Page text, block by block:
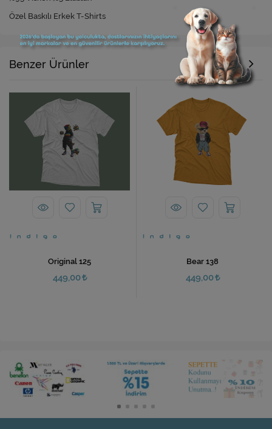
Özel Baskılı Erkek T-Shirts
Benzer Ürünler
Original 125
449,00
Bear 138
449,00